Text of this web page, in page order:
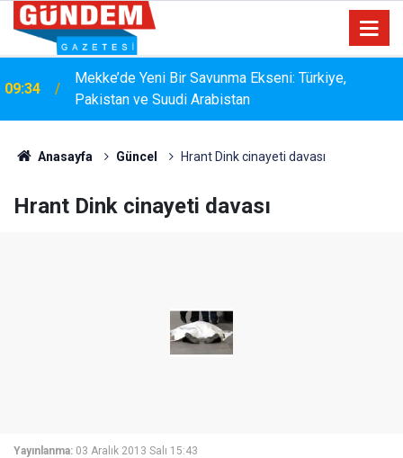
15:33 YANGIN RİSKİNE KARŞI KAPSAMLI TEMİZLİK
Anasayfa Güncel Hrant Dink cinayeti davası
Hrant Dink cinayeti davası
Yayınlanma: 03 Aralık 2013 Salı 15:43